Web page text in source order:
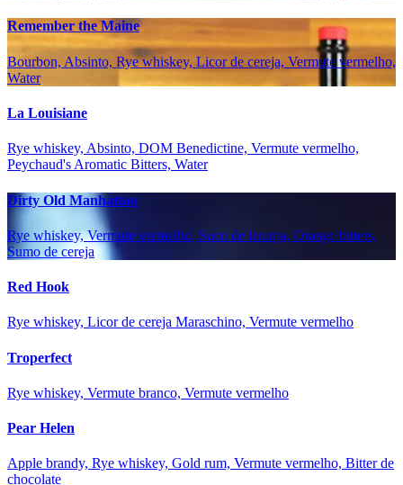
Remember the Maine
Bourbon, Absinto, Rye whiskey, Licor de cereja, Vermute vermelho,
Water
La Louisiane
Rye whiskey, Absinto, DOM Benedictine, Vermute vermelho,
Peychaud's Aromatic Bitters, Water
Dirty Old Manhattan
Rye whiskey, Vermute vermelho, Suco de laranja, Orange bitters,
Sumo de cereja
Red Hook
Rye whiskey, Licor de cereja Maraschino, Vermute vermelho
Troperfect
Rye whiskey, Vermute branco, Vermute vermelho
Pear Helen
Apple brandy, Rye whiskey, Gold rum, Vermute vermelho, Bitter de
chocolate